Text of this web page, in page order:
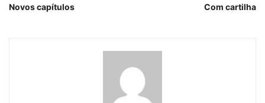
Novos capítulos Com cartilha